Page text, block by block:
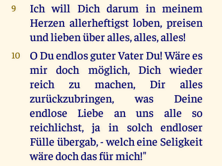
9
Ich will Dich darum in meinem
Herzen allerheftigst loben, preisen
und lieben über alles, alles, alles!
10
O Du endlos guter Vater Du! Wäre es
mir doch möglich, Dich wieder
reich zu machen, Dir alles
zurückzubringen, was Deine
endlose Liebe an uns alle so
reichlichst, ja in solch endloser
Fülle übergab, - welch eine Seligkeit
wäre doch das für mich!"